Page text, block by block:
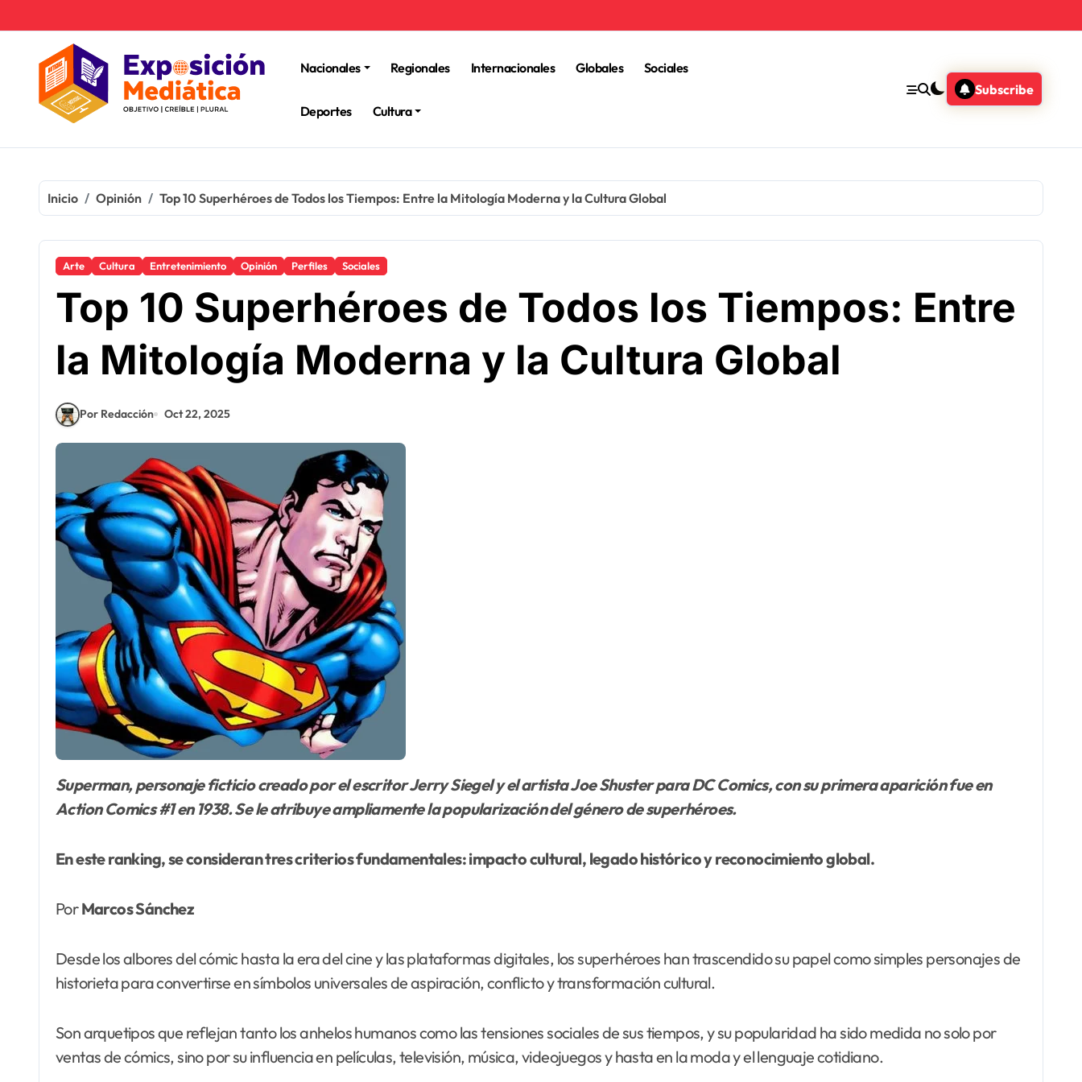
Nacionales
Regionales Internacionales Globales Sociales
Deportes Cultura
Subscribe
Inicio Opinión Top 10 Superhéroes de Todos los Tiempos: Entre la Mitología Moderna y la Cultura Global
Arte Cultura Entretenimiento Opinión Perfiles Sociales
Top 10 Superhéroes de Todos los Tiempos: Entre
la Mitología Moderna y la Cultura Global
Por Redacción Oct 22, 2025
Superman, personaje ficticio creado por el escritor Jerry Siegel y el artista Joe Shuster para DC Comics, con su primera aparición fue en
Action Comics #1 en 1938. Se le atribuye ampliamente la popularización del género de superhéroes.
En este ranking, se consideran tres criterios fundamentales: impacto cultural, legado histórico y reconocimiento global.
PorMarcos Sánchez
Desde los albores del cómic hasta la era del cine y las plataformas digitales, los superhéroes han trascendido su papel como simples personajes de
historieta para convertirse en símbolos universales de aspiración, conflicto y transformación cultural.
Son arquetipos que reflejan tanto los anhelos humanos como las tensiones sociales de sus tiempos, y su popularidad ha sido medida no solo por
ventas de cómics, sino por su influencia en películas, televisión, música, videojuegos y hasta en la moda y el lenguaje cotidiano.